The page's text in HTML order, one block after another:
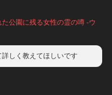
公園に残る女性の霊の噂 -ウ
しく教えてほしいです